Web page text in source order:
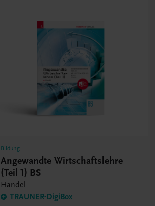
Bildung
Angewandte Wirtschaftslehre
(Teil 1) BS
Handel
TRAUNER-DigiBox